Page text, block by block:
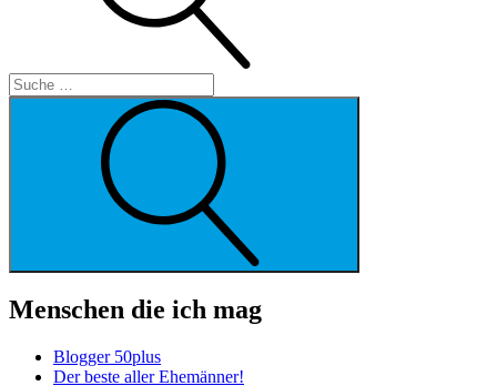
Menschen die ich mag
Blogger 50plus
Der beste aller Ehemänner!